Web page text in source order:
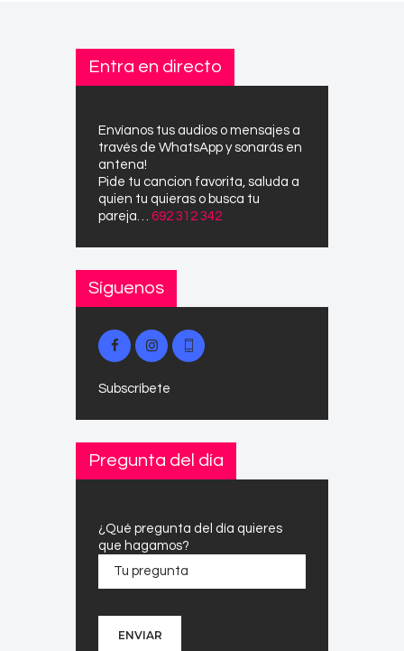
Entra en directo
Envíanos tus audios o mensajes a
través de WhatsApp y sonarás en
antena!
Pide tu cancion favorita, saluda a
quien tu quieras o busca tu
pareja… 692 312 342
Síguenos
Subscríbete
Pregunta del día
¿Qué pregunta del día quieres
que hagamos?